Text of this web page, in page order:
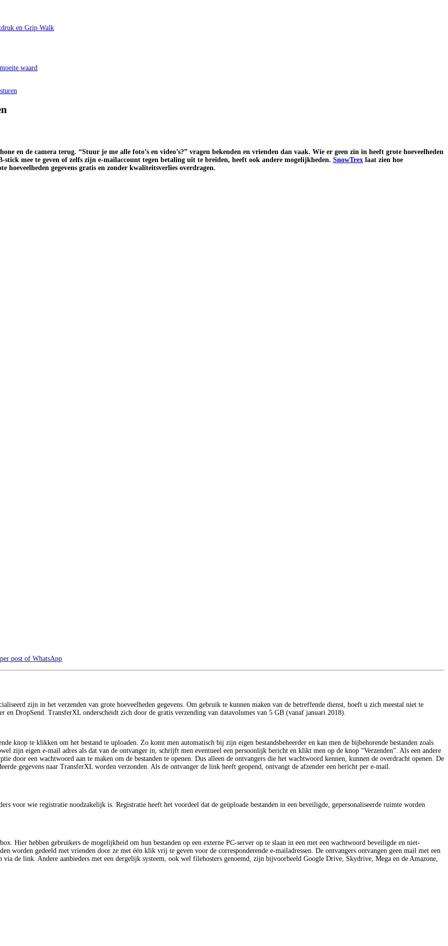
en Grip Walk
waard
en de camera terug. “Stuur je me alle foto’s en video’s?” vragen bekenden en vrienden dan vaak. Wie er geen zin in heeft grote hoeveelheden
mee te geven of zelfs zijn e-mailaccount tegen betaling uit te breiden, heeft ook andere mogelijkheden. SnowTrex laat zien hoe
hoeveelheden gegevens gratis en zonder kwaliteitsverlies overdragen.
post of WhatsApp
zijn in het verzenden van grote hoeveelheden gegevens. Om gebruik te kunnen maken van de betreffende dienst, hoeft u zich meestal niet te
en DropSend. TransferXL onderscheidt zich door de gratis verzending van datavolumes van 5 GB (vanaf januari 2018).
knop te klikken om het bestand te uploaden. Zo komt men automatisch bij zijn eigen bestandsbeheerder en kan men de bijbehorende bestanden zoals
zijn eigen e-mail adres als dat van de ontvanger in, schrijft men eventueel een persoonlijk bericht en klikt men op de knop “Verzenden”. Als een andere
door een wachtwoord aan te maken om de bestanden te openen. Dus alleen de ontvangers die het wachtwoord kennen, kunnen de overdracht openen. De
gegevens naar TransferXL worden verzonden. Als de ontvanger de link heeft geopend, ontvangt de afzender een bericht per e-mail.
voor wie registratie noodzakelijk is. Registratie heeft het voordeel dat de geüploade bestanden in een beveiligde, gepersonaliseerde ruimte worden
Hier hebben gebruikers de mogelijkheid om hun bestanden op een externe PC-server op te slaan in een met een wachtwoord beveiligde en niet-
worden gedeeld met vrienden door ze met één klik vrij te geven voor de corresponderende e-mailadressen. De ontvangers ontvangen geen mail met een
via de link. Andere aanbieders met een dergelijk systeem, ook wel filehosters genoemd, zijn bijvoorbeeld Google Drive, Skydrive, Mega en de Amazone,